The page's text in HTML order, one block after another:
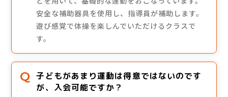
安全な補助器具を使用し、指導員が補助します。
遊び感覚で体操を楽しんでいただけるクラスで
す。
子どもがあまり運動は得意ではないのです
が、入会可能ですか？